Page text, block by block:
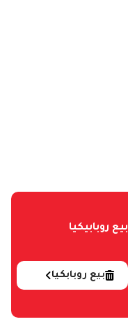
بيع روبابيكيا
بيع روبابكيا